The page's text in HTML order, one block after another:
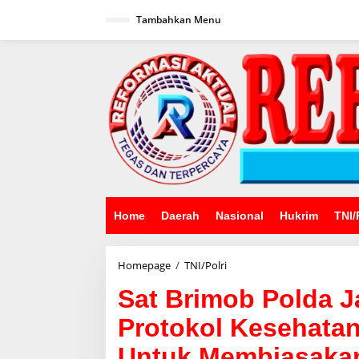
Tambahkan Menu
Home Daerah Nasional Hukrim TNI/
Homepage / TNI/PolriSat
Polda
Jabar
Sosialisasikan
Protokol
Kesehatan
Sat Brimob Polda
Protokol